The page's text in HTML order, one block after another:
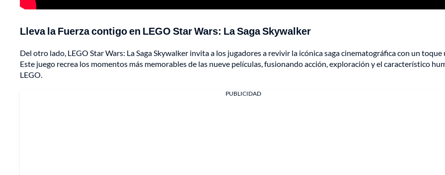
Lleva la Fuerza contigo en LEGO Star Wars: La Saga Skywalker
Del otro lado, LEGO Star Wars: La Saga Skywalker invita a los jugadores a revivir la icónica saga cinematográfica con un toque
Este juego recrea los momentos más memorables de las nueve películas, fusionando acción, exploración y el característico
LEGO.
PUBLICIDAD